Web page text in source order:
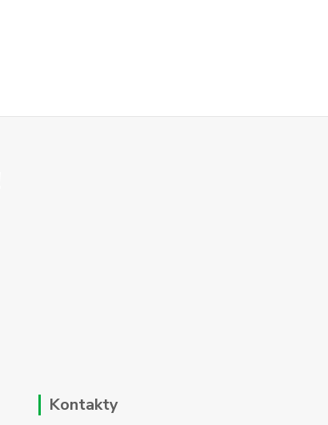
Kontakty